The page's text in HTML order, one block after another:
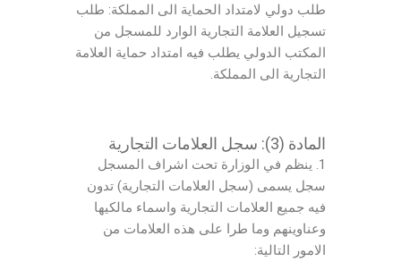
طلب دولي لامتداد الحماية الى المملكة: طلب
تسجيل العلامة التجارية الوارد للمسجل من
المكتب الدولي يطلب فيه امتداد حماية العلامة
التجارية الى المملكة.
المادة (3): سجل العلامات التجارية
1. ينظم في الوزارة تحت اشراف المسجل
سجل يسمى (سجل العلامات التجارية) تدون
فيه جميع العلامات التجارية واسماء مالكيها
وعناوينهم وما طرا على هذه العلامات من
الامور التالية: